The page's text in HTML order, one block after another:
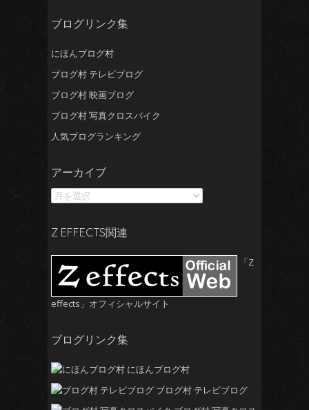
ブログリンク集
にほんブログ村
ブログ村 テレビブログ
ブログ村 映画ブログ
ブログ村 写真クロスバイク
人気ブログランキング
アーカイブ
ア
ー
カ
ブ
Z EFFECTS関連
「Z
effects」オフィシャルサイト
ブログリンク集
にほんブログ村
ブログ村 テレビブログ